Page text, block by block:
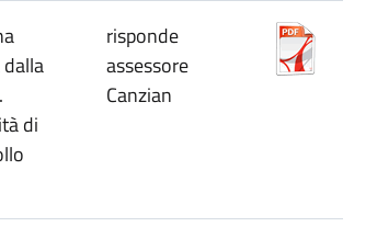
di
risponde
assessore
Canzian